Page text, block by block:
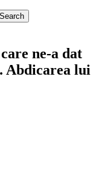
ne-a dat
Abdicarea lui